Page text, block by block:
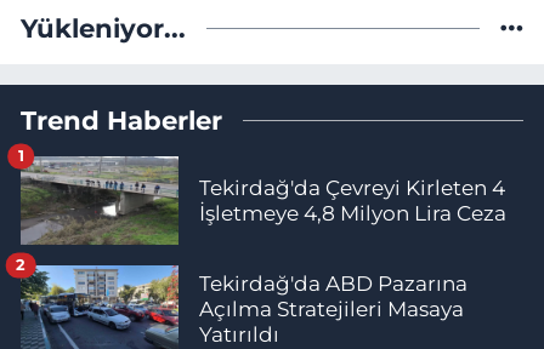
Yükleniyor...
Trend Haberler
Tekirdağ'da Çevreyi Kirleten 4
İşletmeye 4,8 Milyon Lira Ceza
1
Tekirdağ'da ABD Pazarına
Açılma Stratejileri Masaya
Yatırıldı
2